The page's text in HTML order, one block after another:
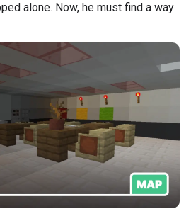
alone. Now, he must find a way